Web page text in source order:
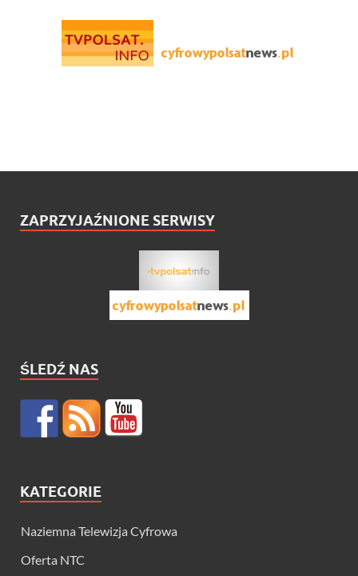
ZAPRZYJAŹNIONE SERWISY
ŚLEDŹ NAS
KATEGORIE
Naziemna Telewizja Cyfrowa
Oferta NTC